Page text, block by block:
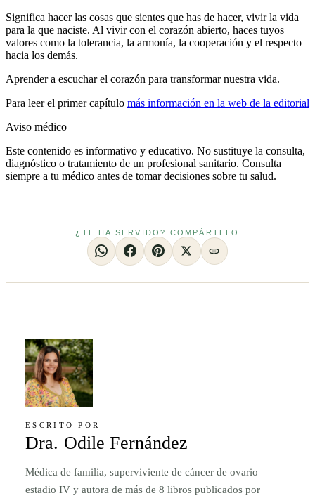
Significa hacer las cosas que sientes que has de hacer, vivir la vida
para la que naciste. Al vivir con el corazón abierto, haces tuyos
valores como la tolerancia, la armonía, la cooperación y el respecto
hacia los demás.
Aprender a escuchar el corazón para transformar nuestra vida.
Para leer el primer capítulo más información en la web de la editorial
Aviso médico
Este contenido es informativo y educativo. No sustituye la consulta,
diagnóstico o tratamiento de un profesional sanitario. Consulta
siempre a tu médico antes de tomar decisiones sobre tu salud.
¿TE HA SERVIDO? COMPÁRTELO
ESCRITO POR
Dra. Odile Fernández
Médica de familia, superviviente de cáncer de ovario
estadio IV y autora de más de 8 libros publicados por